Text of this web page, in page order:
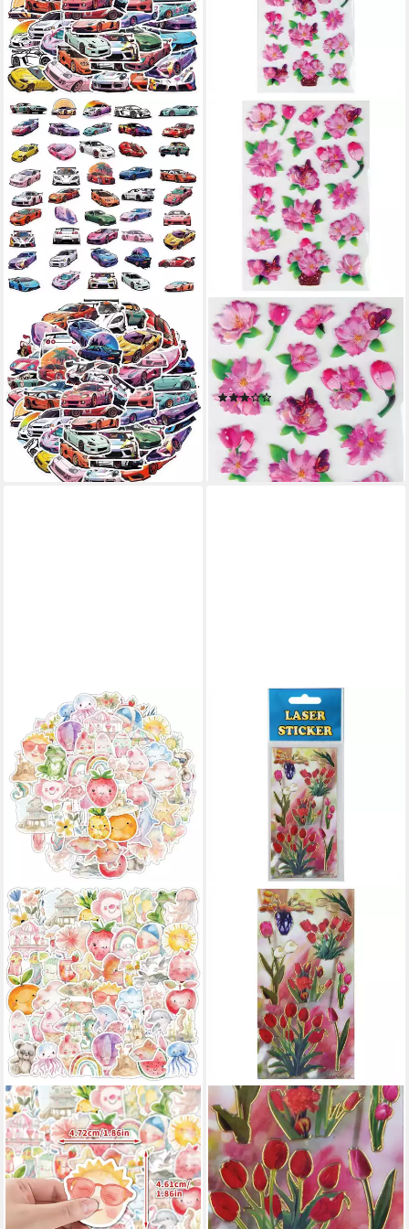
LUXUSKOLLEKTION
Aufkleber Aufkleber 50 Vinyl
wasserdicht Laptop Auto
Koffer Graffiti Sportwagen
34,95 €
lieferbar - in 5-6 Werktagen bei dir
BESTLIVINGS
Sticker, (1-tlg), Sammelsticker,
Blumensticker,
Geschenkaufkleber
(1)
1,29 €
lieferbar - in 4-5 Werktagen bei dir
LUXUSKOLLEKTION
Aufkleber Aufkleber 50 Stück
Auto Laptop Fahrrad
Erwachsene Kinder
Sommerzeit
30,95 €
lieferbar - in 3-4 Werktagen bei dir
BESTLIVINGS
Sticker, (1-tlg), Sammelsticker,
Blumensticker,
Geschenkaufkleber,
selbstklebend
1,29 €
lieferbar - in 4-5 Werktagen bei dir